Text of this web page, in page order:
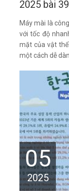
2025 bài
Máy mài là
với tốc độ
mặt của vật
một cách dễ
05
2025